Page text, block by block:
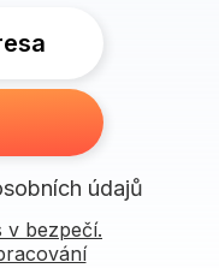
údajů
v bezpečí.